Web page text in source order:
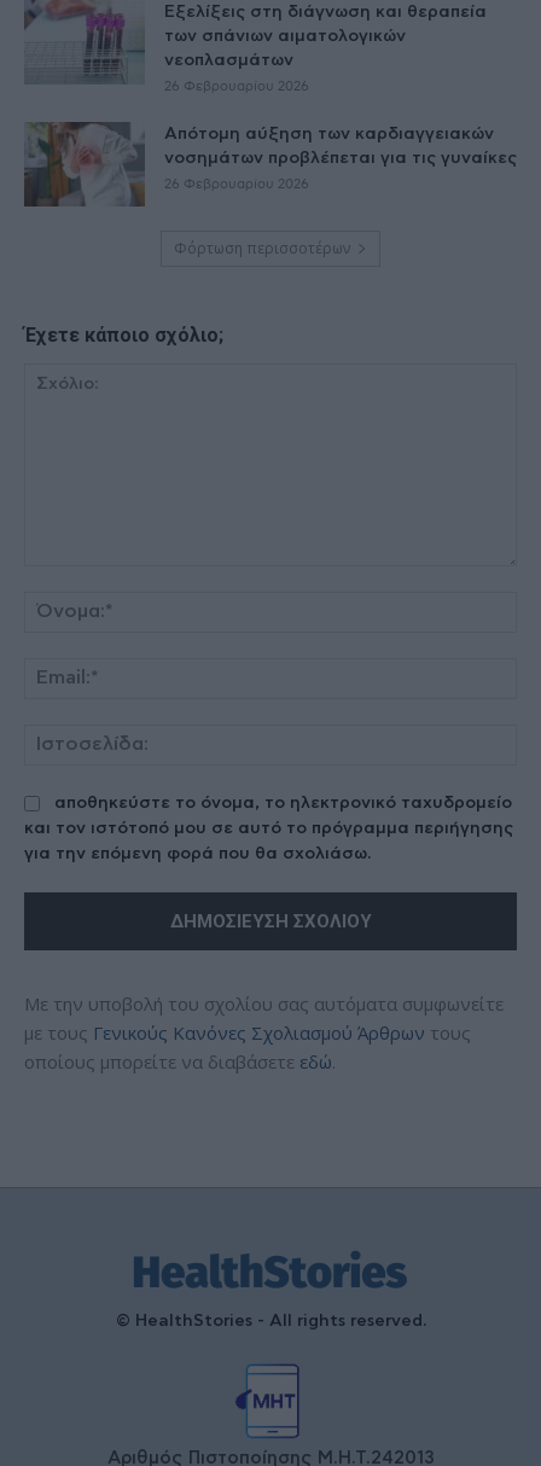
Εξελίξεις στη διάγνωση και θεραπεία
των σπάνιων αιματολογικών
νεοπλασμάτων
26 Φεβρουαρίου 2026
Απότομη αύξηση των καρδιαγγειακών
νοσημάτων προβλέπεται για τις γυναίκες
26 Φεβρουαρίου 2026
Φόρτωση περισσοτέρων
Έχετε κάποιο σχόλιο;
αποθηκεύστε το όνομα, το ηλεκτρονικό ταχυδρομείο
και τον ιστότοπό μου σε αυτό το πρόγραμμα περιήγησης
για την επόμενη φορά που θα σχολιάσω.
Με την υποβολή του σχολίου σας αυτόματα συμφωνείτε
με τους Γενικούς Κανόνες Σχολιασμού Άρθρων τους
οποίους μπορείτε να διαβάσετε εδώ.
© HealthStories - All rights reserved.
Αριθμός Πιστοποίησης Μ.Η.Τ.242013